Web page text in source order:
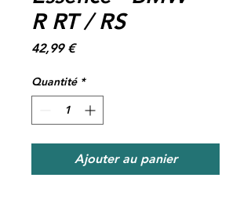
R RT / RS
42,99 €Prix
Quantité *
Ajouter au panier